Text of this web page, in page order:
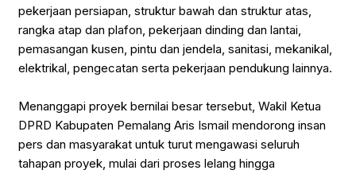
pekerjaan persiapan, struktur bawah dan struktur atas,
rangka atap dan plafon, pekerjaan dinding dan lantai,
pemasangan kusen, pintu dan jendela, sanitasi, mekanikal,
elektrikal, pengecatan serta pekerjaan pendukung lainnya.
‎Menanggapi proyek bernilai besar tersebut, Wakil Ketua
DPRD Kabupaten Pemalang Aris Ismail mendorong insan
pers dan masyarakat untuk turut mengawasi seluruh
tahapan proyek, mulai dari proses lelang hingga